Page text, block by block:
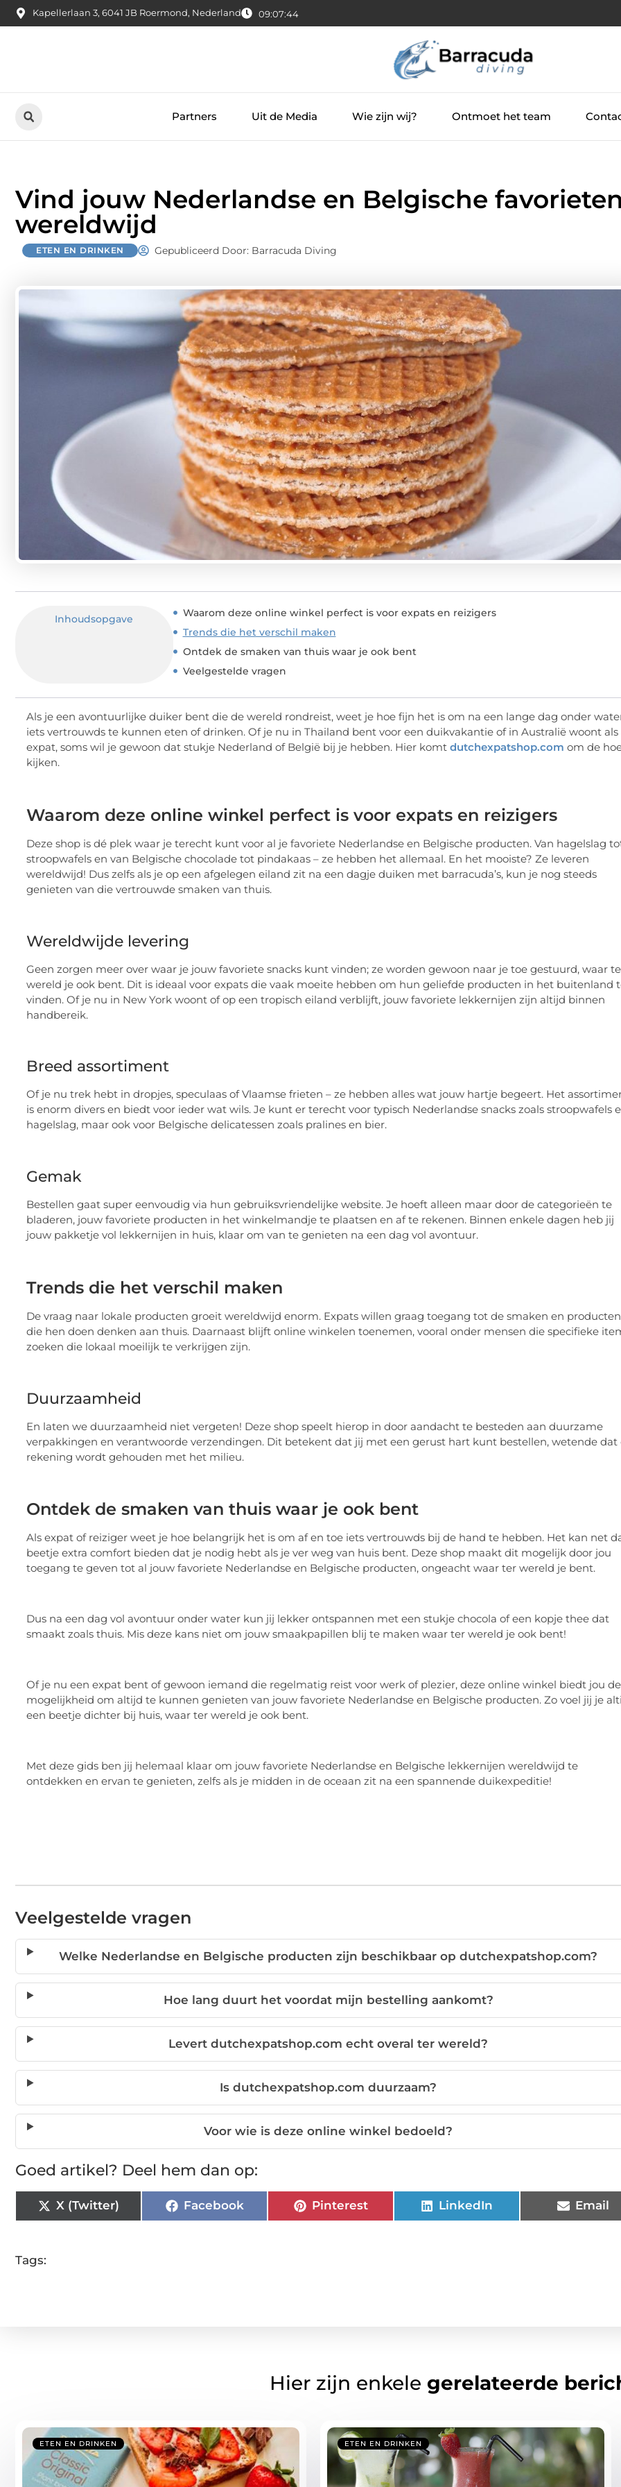
Kapellerlaan 3, 6041 JB Roermond, Nederland 09:07:45
Partners Uit de Media Wie zijn wij? Ontmoet het team
Vind jouw Nederlandse en Belgische
wereldwijd
ETEN EN DRINKEN Gepubliceerd Door: Barracuda Diving
Inhoudsopgave
Waarom deze online winkel perfect is voor expats en reizigers
Trends die het verschil maken
Ontdek de smaken van thuis waar je ook bent
Veelgestelde vragen
Als je een avontuurlijke duiker bent die de wereld rondreist, weet je hoe fijn het is om na een lange dag onder
iets vertrouwds te kunnen eten of drinken. Of je nu in Thailand bent voor een duikvakantie of in Australië woont als
expat, soms wil je gewoon dat stukje Nederland of België bij je hebben. Hier komt dutchexpatshop.com om de
kijken.
Waarom deze online winkel perfect is voor expats en reizigers
Deze shop is dé plek waar je terecht kunt voor al je favoriete Nederlandse en Belgische producten. Van hagelslag
stroopwafels en van Belgische chocolade tot pindakaas – ze hebben het allemaal. En het mooiste? Ze leveren
wereldwijd! Dus zelfs als je op een afgelegen eiland zit na een dagje duiken met barracuda’s, kun je nog steeds
genieten van die vertrouwde smaken van thuis.
Wereldwijde levering
Geen zorgen meer over waar je jouw favoriete snacks kunt vinden; ze worden gewoon naar je toe gestuurd, waar
wereld je ook bent. Dit is ideaal voor expats die vaak moeite hebben om hun geliefde producten in het buitenland
vinden. Of je nu in New York woont of op een tropisch eiland verblijft, jouw favoriete lekkernijen zijn altijd binnen
handbereik.
Breed assortiment
Of je nu trek hebt in dropjes, speculaas of Vlaamse frieten – ze hebben alles wat jouw hartje begeert. Het
is enorm divers en biedt voor ieder wat wils. Je kunt er terecht voor typisch Nederlandse snacks zoals stroopwafels
hagelslag, maar ook voor Belgische delicatessen zoals pralines en bier.
Gemak
Bestellen gaat super eenvoudig via hun gebruiksvriendelijke website. Je hoeft alleen maar door de categorieën te
bladeren, jouw favoriete producten in het winkelmandje te plaatsen en af te rekenen. Binnen enkele dagen heb jij
jouw pakketje vol lekkernijen in huis, klaar om van te genieten na een dag vol avontuur.
Trends die het verschil maken
De vraag naar lokale producten groeit wereldwijd enorm. Expats willen graag toegang tot de smaken en producten
die hen doen denken aan thuis. Daarnaast blijft online winkelen toenemen, vooral onder mensen die specifieke
zoeken die lokaal moeilijk te verkrijgen zijn.
Duurzaamheid
En laten we duurzaamheid niet vergeten! Deze shop speelt hierop in door aandacht te besteden aan duurzame
verpakkingen en verantwoorde verzendingen. Dit betekent dat jij met een gerust hart kunt bestellen, wetende dat
rekening wordt gehouden met het milieu.
Ontdek de smaken van thuis waar je ook bent
Als expat of reiziger weet je hoe belangrijk het is om af en toe iets vertrouwds bij de hand te hebben. Het kan net
beetje extra comfort bieden dat je nodig hebt als je ver weg van huis bent. Deze shop maakt dit mogelijk door jou
toegang te geven tot al jouw favoriete Nederlandse en Belgische producten, ongeacht waar ter wereld je bent.
Dus na een dag vol avontuur onder water kun jij lekker ontspannen met een stukje chocola of een kopje thee dat
smaakt zoals thuis. Mis deze kans niet om jouw smaakpapillen blij te maken waar ter wereld je ook bent!
Of je nu een expat bent of gewoon iemand die regelmatig reist voor werk of plezier, deze online winkel biedt jou de
mogelijkheid om altijd te kunnen genieten van jouw favoriete Nederlandse en Belgische producten. Zo voel jij je
een beetje dichter bij huis, waar ter wereld je ook bent.
Met deze gids ben jij helemaal klaar om jouw favoriete Nederlandse en Belgische lekkernijen wereldwijd te
ontdekken en ervan te genieten, zelfs als je midden in de oceaan zit na een spannende duikexpeditie!
Veelgestelde vragen
Welke Nederlandse en Belgische producten zijn beschikbaar op dutchexpatshop.com?
Hoe lang duurt het voordat mijn bestelling aankomt?
Levert dutchexpatshop.com echt overal ter wereld?
Is dutchexpatshop.com duurzaam?
Voor wie is deze online winkel bedoeld?
Goed artikel? Deel hem dan op:
X (Twitter) Facebook Pinterest LinkedIn Email
Tags:
Hier zijn enkele gerelateerde
ETEN EN DRINKEN ETEN EN DRINKEN